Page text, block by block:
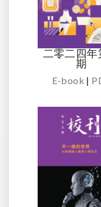
二零二四年
期
E-book |